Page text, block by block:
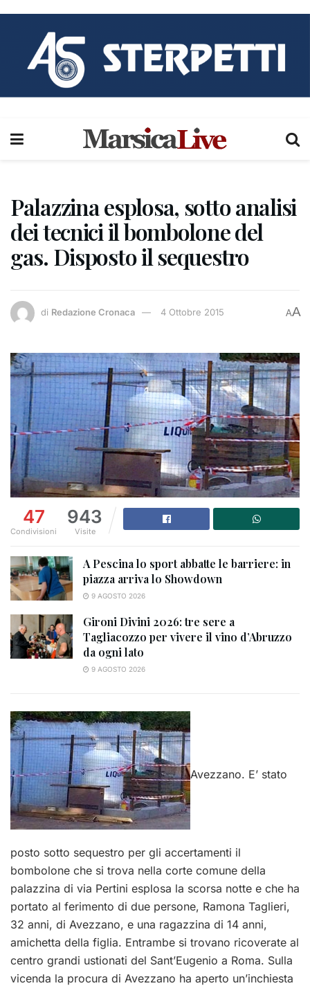
Palazzina esplosa, sotto analisi
dei tecnici il bombolone del
gas. Disposto il sequestro
di Redazione Cronaca 4 Ottobre 2015 AA
47
Condivisioni
943
Visite
A Pescina lo sport abbatte le barriere: in
piazza arriva lo Showdown
9 AGOSTO 2026
Gironi Divini 2026: tre sere a
Tagliacozzo per vivere il vino d’Abruzzo
da ogni lato
9 AGOSTO 2026
Avezzano. E’ stato
posto sotto sequestro per gli accertamenti il
bombolone che si trova nella corte comune della
palazzina di via Pertini esplosa la scorsa notte e che ha
portato al ferimento di due persone, Ramona Taglieri,
32 anni, di Avezzano, e una ragazzina di 14 anni,
amichetta della figlia. Entrambe si trovano ricoverate al
centro grandi ustionati del Sant’Eugenio a Roma. Sulla
vicenda la procura di Avezzano ha aperto un’inchiesta